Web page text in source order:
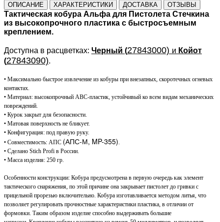
ОПИСАНИЕ ХАРАКТЕРИСТИКИ ДОСТАВКА ОТЗЫВЫ
Тактическая кобура Альфа для Пистолета Стечкина
из высокопрочного пластика с быстросъемным
креплением.
Доступна в расцветках: Черный (27843000) и Койот
(27843090).
• Максимально быстрое извлечение из кобуры при внезапных, скоротечных огневых
контактах.
• Материал: высокопрочный АВС-пластик, устойчивый ко всем видам механических
повреждений.
• Курок закрыт для безопасности.
• Матовая поверхность не бликует.
• Конфигурация: под правую руку.
• Совместимость: АПС (АПС-М, MP-355).
• Сделано Stich Profi в России.
• Масса изделия: 250 гр.
Особенности конструкции: Кобура предусмотрена в первую очередь как элемент
тактического снаряжения, по этой причине она закрывает пистолет до гривки с
прицельной прорезью включительно. Кобура изготавливается методом литья, что
позволяет регулировать прочностные характеристики пластика, в отличии от
формовки. Таким образом изделие способно выдерживать большие